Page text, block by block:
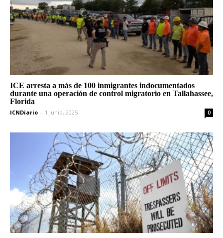
ICE arresta a más de 100 inmigrantes indocumentados
durante una operación de control migratorio en Tallahassee,
Florida
ICNDiario - 1 junio, 2025 0